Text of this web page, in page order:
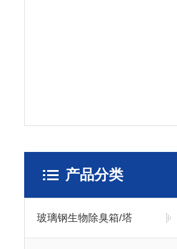
产品分类
玻璃钢生物除臭箱/塔